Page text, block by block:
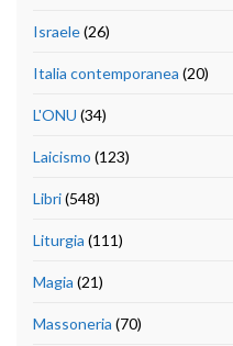
Israele(26)
Italia contemporanea (20)
L'ONU (34)
Laicismo (123)
Libri(548)
Liturgia (111)
Magia (21)
Massoneria (70)